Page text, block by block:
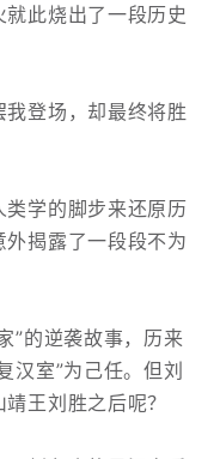
此烧出了一段历史
登场，却最终将胜
学的脚步来还原历
揭露了一段段不为
”的逆袭故事，历来
汉室”为己任。但刘
王刘胜之后呢？